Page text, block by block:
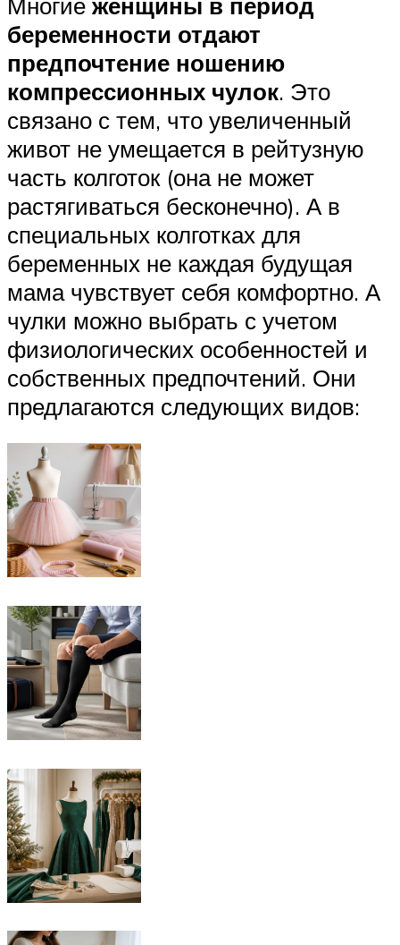
беременности отдают
предпочтение ношению
компрессионных чулок. Это
связано с тем, что увеличенный
живот не умещается в рейтузную
часть колготок (она не может
растягиваться бесконечно). А в
специальных колготках для
беременных не каждая будущая
мама чувствует себя комфортно. А
чулки можно выбрать с учетом
физиологических особенностей и
собственных предпочтений. Они
предлагаются следующих видов: